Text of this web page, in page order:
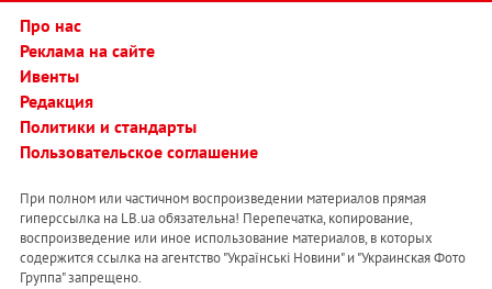
Про нас
Реклама на сайте
Ивенты
Редакция
Политики и стандарты
Пользовательское соглашение
При полном или частичном воспроизведении материалов прямая
гиперссылка на LB.ua обязательна! Перепечатка, копирование,
воспроизведение или иное использование материалов, в которых
содержится ссылка на агентство "Українськi Новини" и "Украинская Фото
Группа" запрещено.